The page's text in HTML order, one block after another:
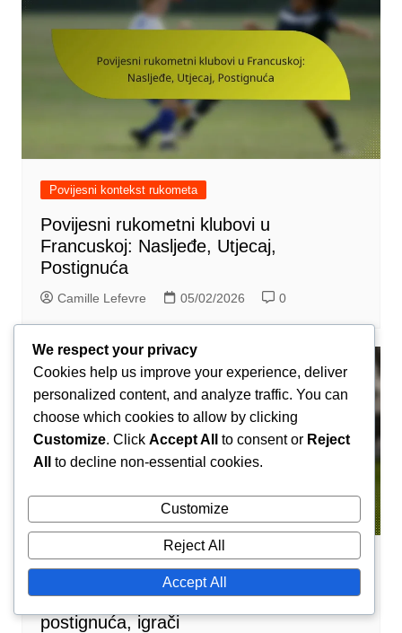
Povijesni kontekst rukometa
Povijesni rukometni klubovi u
Francuskoj: Nasljeđe, Utjecaj,
Postignuća
Camille Lefevre 05/02/2026 0
Povijesni kontekst rukometa
Dijon rukometni tim: Povijest,
postignuća, igrači
We respect your privacy
Cookies help us improve your experience, deliver
personalized content, and analyze traffic. You can
choose which cookies to allow by clicking
Customize. Click Accept All to consent or Reject
All
to decline non-essential cookies.
Customize
Reject All
Accept All